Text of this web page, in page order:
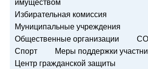
Избирательная комиссия
Муниципальные учреждения
Общественные организации
Спорт
Меры поддержки
Центр гражданской защиты